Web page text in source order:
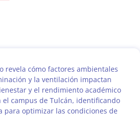
revela cómo factores ambientales
y la ventilación impactan
y el rendimiento académico
campus de Tulcán, identificando
para optimizar las condiciones de